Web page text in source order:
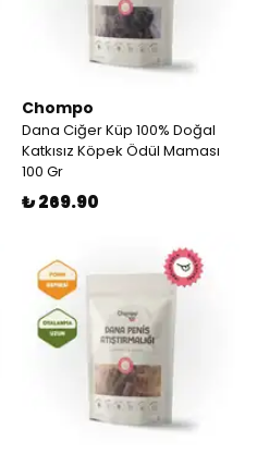
Chompo
Dana Ciğer Küp 100% Doğal
Katkısız Köpek Ödül Maması
100 Gr
₺ 269.90